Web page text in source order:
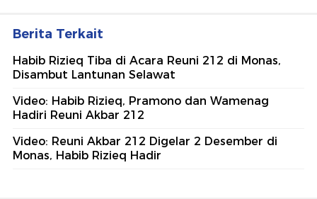
Berita Terkait
Habib Rizieq Tiba di Acara Reuni 212 di Monas,
Disambut Lantunan Selawat
Video: Habib Rizieq, Pramono dan Wamenag
Hadiri Reuni Akbar 212
Video: Reuni Akbar 212 Digelar 2 Desember di
Monas, Habib Rizieq Hadir